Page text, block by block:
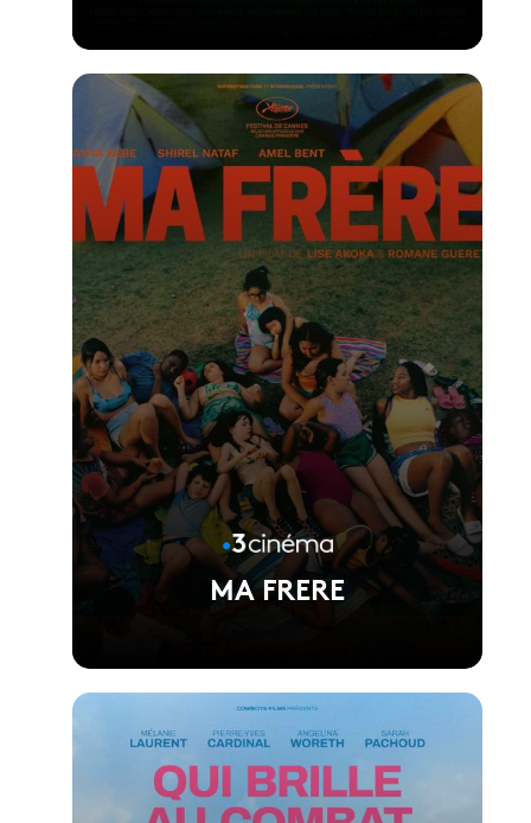
Voir la fiche du film
MA FRERE
Voir la fiche du film